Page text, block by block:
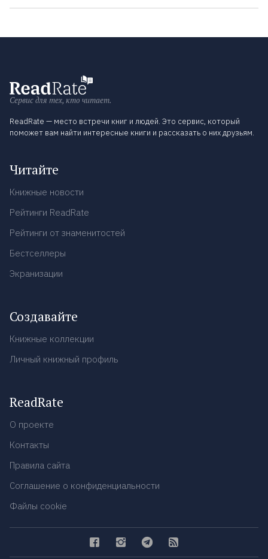
Сервис для тех, кто читает.
ReadRate — место встречи книг и людей. Это сервис, который
поможет вам найти интересные книги и рассказать о них друзьям.
Читайте
Книжные новости
Рейтинги ReadRate
Рейтинги от знаменитостей
Бестселлеры
Экранизации
Создавайте
Книжные коллекции
Личный книжный профиль
ReadRate
О проекте
Контакты
Правила сайта
Соглашение о конфиденциальности
Файлы cookie